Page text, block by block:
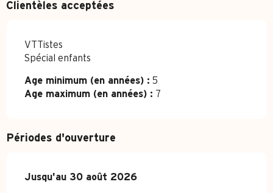
Clientèles acceptées
VTTistes
Spécial enfants
Age minimum (en années) : 5
Age maximum (en années) : 7
Périodes d'ouverture
Du6 juillet 2026 au30 août 2026
Jusqu'au 30 août 2026